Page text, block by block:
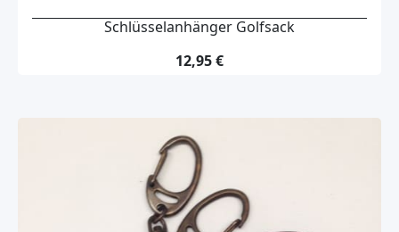
Schlüsselanhänger Golfsack
12,95 €